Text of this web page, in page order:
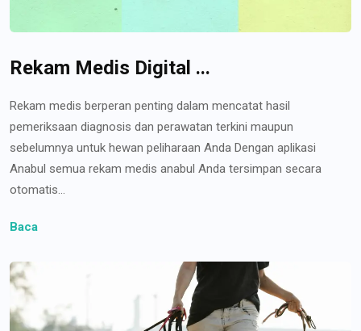
Rekam Medis Digital ...
Rekam medis berperan penting dalam mencatat hasil
pemeriksaan diagnosis dan perawatan terkini maupun
sebelumnya untuk hewan peliharaan Anda Dengan aplikasi
Anabul semua rekam medis anabul Anda tersimpan secara
otomatis...
Baca